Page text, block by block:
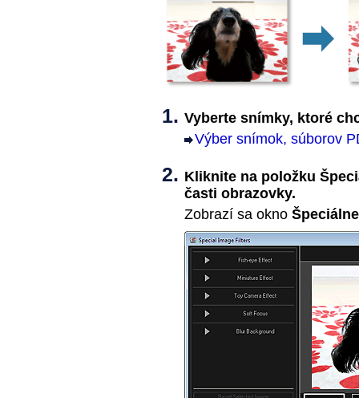
Vyberte snímky, ktoré
Výber snímok, súborov
Kliknite na položku
časti obrazovky.
Zobrazí sa okno